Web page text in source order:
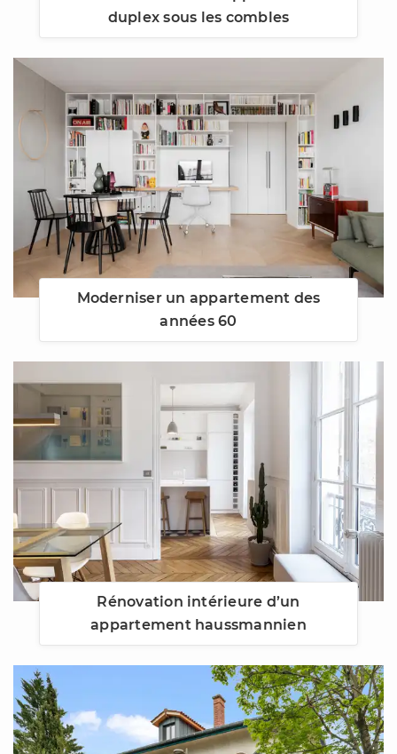
duplex sous les combles
Moderniser un appartement des
années 60
Rénovation intérieure d’un
appartement haussmannien